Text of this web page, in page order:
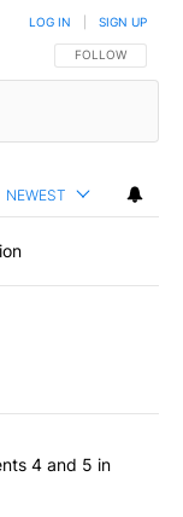
FOLLOW THIS
FOLLOW
LOG IN SIGN UP
NEWEST
articles in the last
amendments 4
4 and 5 in